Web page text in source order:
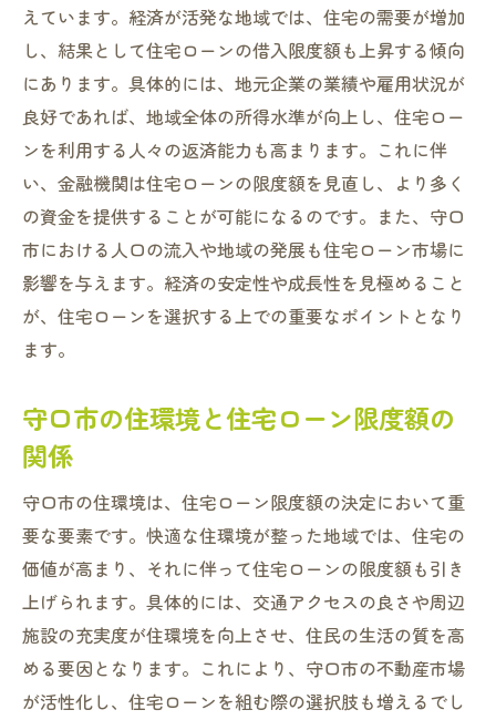
えています。経済が活発な地域では、住宅の需要が増加
し、結果として住宅ローンの借入限度額も上昇する傾向
にあります。具体的には、地元企業の業績や雇用状況が
良好であれば、地域全体の所得水準が向上し、住宅ロー
ンを利用する人々の返済能力も高まります。これに伴
い、金融機関は住宅ローンの限度額を見直し、より多く
の資金を提供することが可能になるのです。また、守口
市における人口の流入や地域の発展も住宅ローン市場に
影響を与えます。経済の安定性や成長性を見極めること
が、住宅ローンを選択する上での重要なポイントとなり
ます。
守口市の住環境と住宅ローン限度額の
関係
守口市の住環境は、住宅ローン限度額の決定において重
要な要素です。快適な住環境が整った地域では、住宅の
価値が高まり、それに伴って住宅ローンの限度額も引き
上げられます。具体的には、交通アクセスの良さや周辺
施設の充実度が住環境を向上させ、住民の生活の質を高
める要因となります。これにより、守口市の不動産市場
が活性化し、住宅ローンを組む際の選択肢も増えるでし